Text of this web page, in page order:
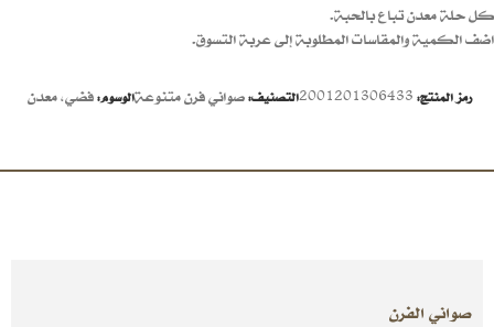
كل حلة معدن تباع بالحبة.
اضف الكمية والمقاسات المطلوبة إلى عربة التسوق.
رمز المنتج: 2001201306433التصنيف:صواني فرن متنوعةالوسوم:فضي,معدن
صواني الفرن